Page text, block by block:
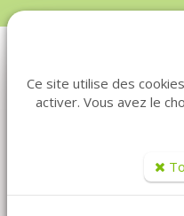
Ce site utilise des
activer. Vous avez le